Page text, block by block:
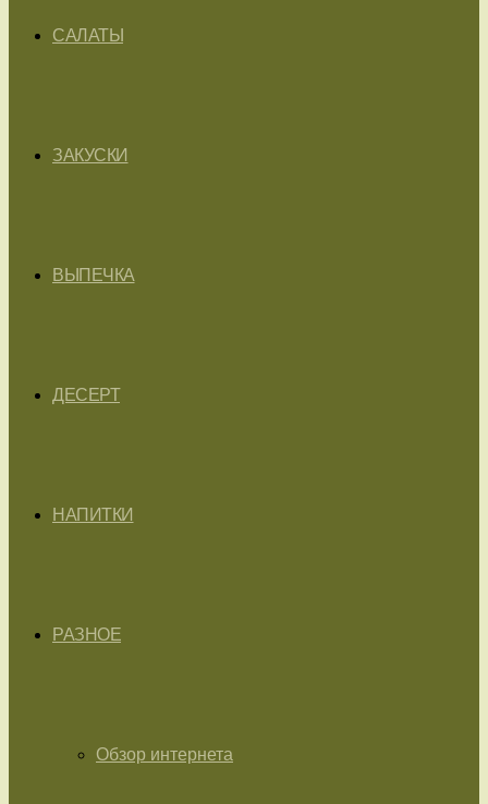
САЛАТЫ
ЗАКУСКИ
ВЫПЕЧКА
ДЕСЕРТ
НАПИТКИ
РАЗНОЕ
Обзор интернета